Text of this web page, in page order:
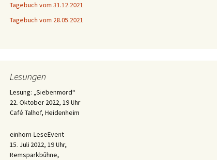
Tagebuch vom 31.12.2021
Tagebuch vom 28.05.2021
Lesungen
Lesung: „Siebenmord“
22. Oktober 2022, 19 Uhr
Café Talhof, Heidenheim
einhorn-LeseEvent
15. Juli 2022, 19 Uhr,
Remsparkbühne,